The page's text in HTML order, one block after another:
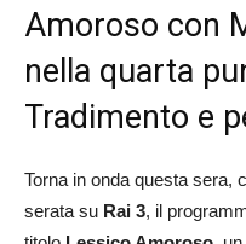
Amoroso con
nella quarta
Tradimento e
Torna in onda questa sera,
serata su Rai 3, il